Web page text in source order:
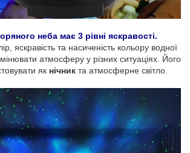
неба має 3 рівні яскравості.
яскравість та насиченість кольору водної
атмосферу у різних ситуаціях. Його
як нічник та атмосферне світло.